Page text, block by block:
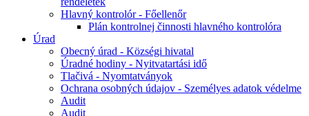
Hlavný kontrolór - Főellenőr
Plán kontrolnej činnosti hlavného kontrolóra
Úrad
Obecný úrad - Községi hivatal
Úradné hodiny - Nyitvatartási idő
Tlačivá - Nyomtatványok
Ochrana osobných údajov - Személyes adatok védelme
Audit
Audit